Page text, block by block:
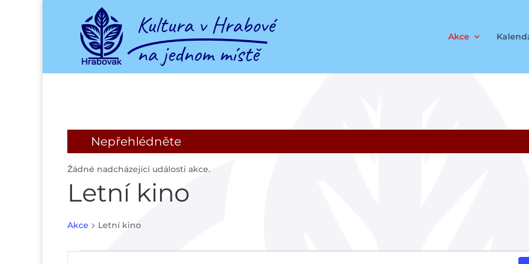
Akce
Nepřehlédněte
Žádné nadcházející události akce.
Letní kino
Akce Letní kino
Akce